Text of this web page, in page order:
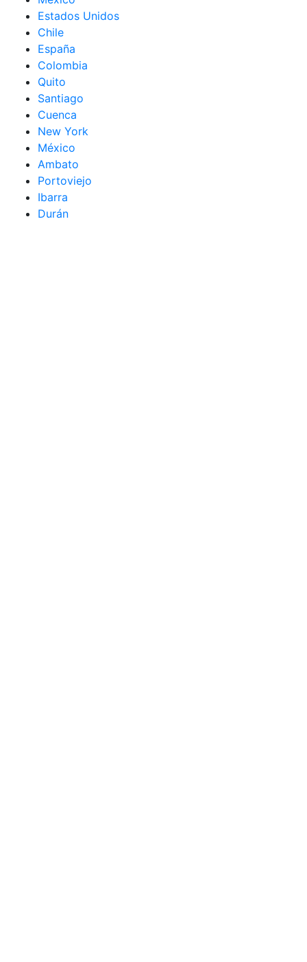
Estados Unidos
Chile
España
Colombia
Quito
Santiago
Cuenca
New York
México
Ambato
Portoviejo
Ibarra
Durán